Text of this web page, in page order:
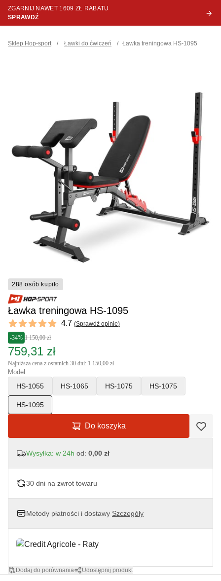
ZGARNIJ NAWET 1609 ZŁ RABATU
SPRAWDŹ
Sklep Hop-sport / Ławki do ćwiczeń / Ławka treningowa HS-1095
288 osób kupiło
Ławka treningowa HS-1095
Reviews
4.7 out of 5 stars 4.7 (Sprawdź opinie)
-34% 1 150,00 zł
759,31 zł
Najniższa cena z ostatnich 30 dni: 1 150,00 zł
Model
HS-1055 HS-1065 HS-1075 HS-1075
HS-1095
Do koszyka
Wysyłka: w 24h od: 0,00 zł
30 dni na zwrot towaru
Metody płatności i dostawy Szczegóły
Dodaj do porównania Udostępnij produkt